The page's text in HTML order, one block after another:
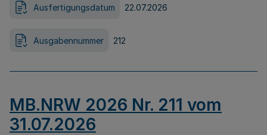
Ausfertigungsdatum 22.07.2026
Ausgabennummer 212
MB.NRW 2026 Nr. 211 vom
31.07.2026